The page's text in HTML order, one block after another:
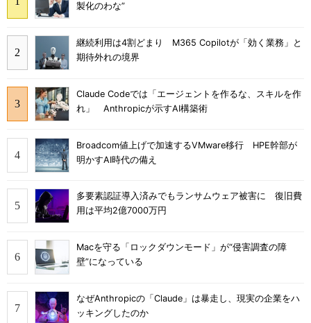
製化のわな”
継続利用は4割どまり M365 Copilotが「効く業務」と
期待外れの境界
Claude Codeでは「エージェントを作るな、スキルを作
れ」 Anthropicが示すAI構築術
Broadcom値上げで加速するVMware移行 HPE幹部が
明かすAI時代の備え
多要素認証導入済みでもランサムウェア被害に 復旧費
用は平均2億7000万円
Macを守る「ロックダウンモード」が“侵害調査の障
壁”になっている
なぜAnthropicの「Claude」は暴走し、現実の企業をハ
ッキングしたのか